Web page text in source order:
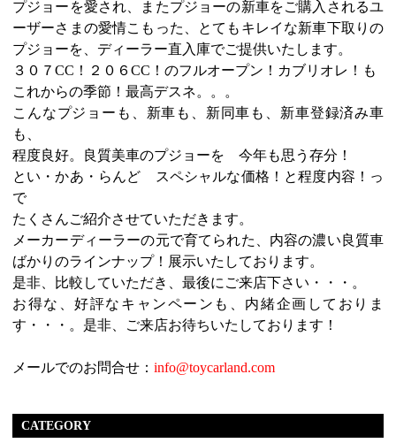
プジョーを愛され、またプジョーの新車をご購入されるユ
ーザーさまの愛情こもった、とてもキレイな新車下取りの
プジョーを、ディーラー直入庫でご提供いたします。
３０７CC！２０６CC！のフルオープン！カブリオレ！も
これからの季節！最高デスネ。。。
こんなプジョーも、新車も、新同車も、新車登録済み車
も、
程度良好。良質美車のプジョーを 今年も思う存分！
とい・かあ・らんど スペシャルな価格！と程度内容！っ
で
たくさんご紹介させていただきます。
メーカーディーラーの元で育てられた、内容の濃い良質車
ばかりのラインナップ！展示いたしております。
是非、比較していただき、最後にご来店下さい・・・。
お得な、好評なキャンペーンも、内緒企画しておりま
す・・・。是非、ご来店お待ちいたしております！
メールでのお問合せ： info@toycarland.com
CATEGORY